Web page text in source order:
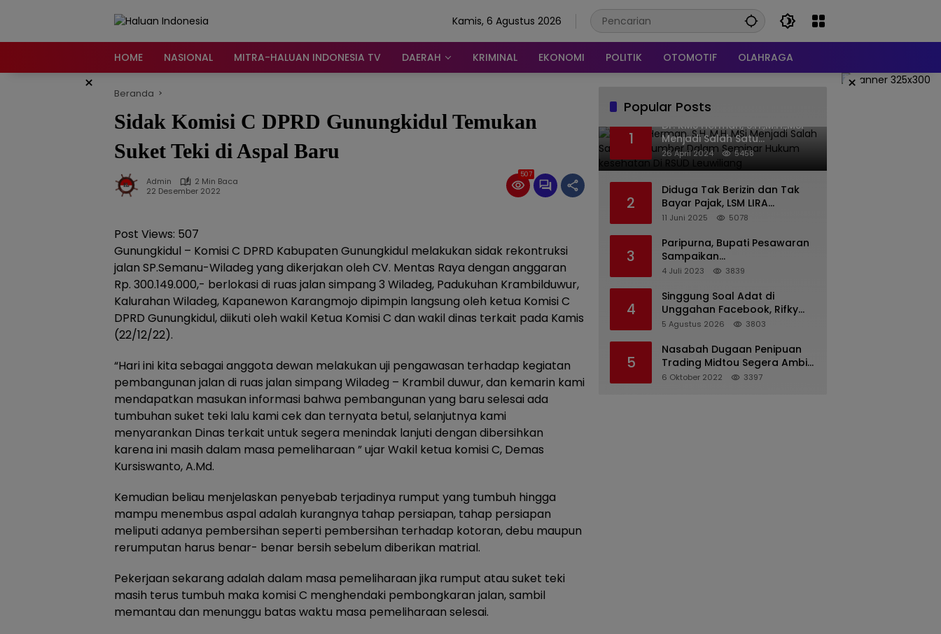
Kamis, 6 Agustus 2026
HOME NASIONAL MITRA-HALUAN INDONESIA TV DAERAH KRIMINAL EKONOMI POLITIK OTOMOTIF OLAHRAGA
× ×
Beranda
Sidak Komisi C DPRD Gunungkidul Temukan
Suket Teki di Aspal Baru
Admin
2 Min Baca
22 Desember 2022
507
Post Views: 507
Gunungkidul – Komisi C DPRD Kabupaten Gunungkidul melakukan sidak rekontruksi
jalan SP.Semanu-Wiladeg yang dikerjakan oleh CV. Mentas Raya dengan anggaran
Rp. 300.149.000,- berlokasi di ruas jalan simpang 3 Wiladeg, Padukuhan Krambilduwur,
Kalurahan Wiladeg, Kapanewon Karangmojo dipimpin langsung oleh ketua Komisi C
DPRD Gunungkidul, diikuti oleh wakil Ketua Komisi C dan wakil dinas terkait pada Kamis
(22/12/22).
“Hari ini kita sebagai anggota dewan melakukan uji pengawasan terhadap kegiatan
pembangunan jalan di ruas jalan simpang Wiladeg – Krambil duwur, dan kemarin kami
mendapatkan masukan informasi bahwa pembangunan yang baru selesai ada
tumbuhan suket teki lalu kami cek dan ternyata betul, selanjutnya kami
menyarankan Dinas terkait untuk segera menindak lanjuti dengan dibersihkan
karena ini masih dalam masa pemeliharaan ” ujar Wakil ketua komisi C, Demas
Kursiswanto, A.Md.
Kemudian beliau menjelaskan penyebab terjadinya rumput yang tumbuh hingga
mampu menembus aspal adalah kurangnya tahap persiapan, tahap persiapan
meliputi adanya pembersihan seperti pembersihan terhadap kotoran, debu maupun
rerumputan harus benar- benar bersih sebelum diberikan matrial.
Pekerjaan sekarang adalah dalam masa pemeliharaan jika rumput atau suket teki
masih terus tumbuh maka komisi C menghendaki pembongkaran jalan, sambil
memantau dan menunggu batas waktu masa pemeliharaan selesai.
Popular Posts
1
Dr. KMS Herman, S.H.,M.H.,MSi
Menjadi Salah Satu
Narasumber Dalam Seminar
Hukum kesehatan Di RSUD
26 April 2024 5458
2
Diduga Tak Berizin dan Tak
Bayar Pajak, LSM LIRA
Laporkan Santerra de
Batu
11 Juni 2025 5078
3
Paripurna, Bupati Pesawaran
Sampaikan
Pertanggungjawaban
4 Juli 2023 3839
4
Singgung Soal Adat di
Unggahan Facebook, Rifky
Desriana Minta Maaf ke PDA
5 Agustus 2026 3803
5
Nasabah Dugaan Penipuan
Trading Midtou Segera Ambil
Langkah Hukum
6 Oktober 2022 3397